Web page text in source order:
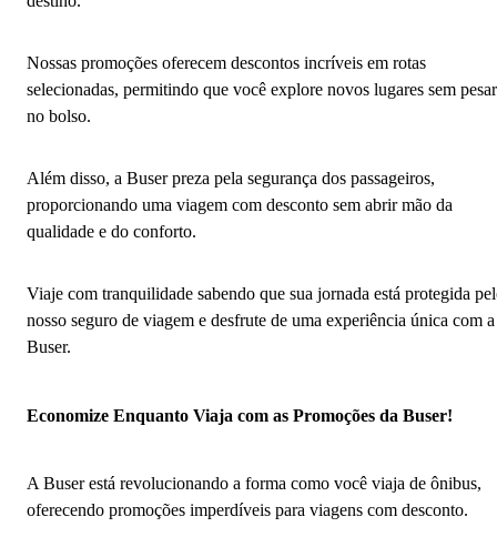
Nossas promoções oferecem descontos incríveis em rotas
selecionadas, permitindo que você explore novos lugares sem pesar
no bolso.
Além disso, a Buser preza pela segurança dos passageiros,
proporcionando uma viagem com desconto sem abrir mão da
qualidade e do conforto.
Viaje com tranquilidade sabendo que sua jornada está protegida
nosso seguro de viagem e desfrute de uma experiência única com a
Buser.
Economize Enquanto Viaja com as Promoções da Buser!
A Buser está revolucionando a forma como você viaja de ônibus,
oferecendo promoções imperdíveis para viagens com desconto.